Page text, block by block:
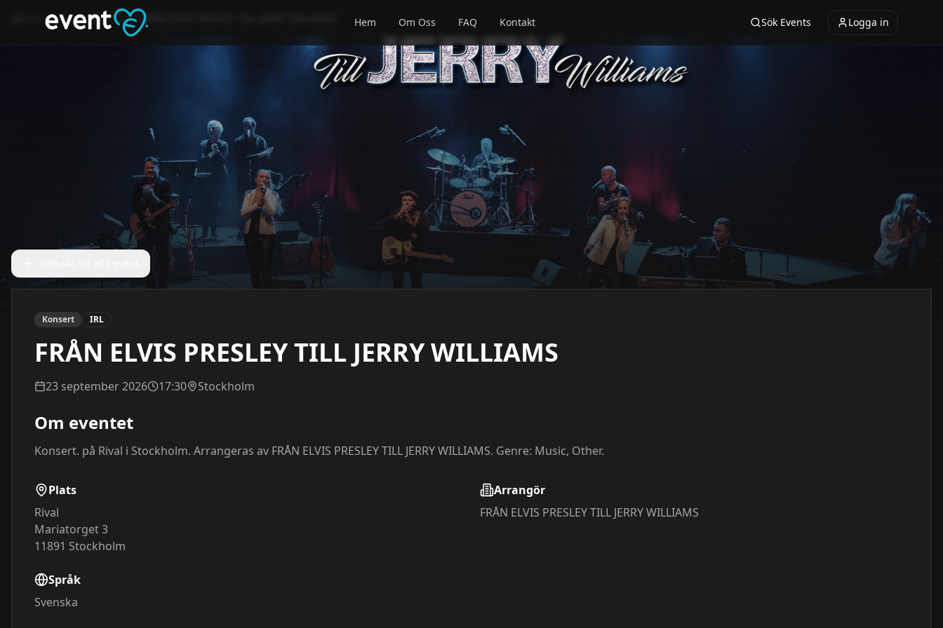
Hem Om Oss FAQ Kontakt Sök Events Logga in
Event Konsert FRÅN ELVIS PRESLEY TILL JERRY WILLIAMS
Konsert IRL
FRÅN ELVIS PRESLEY TILL JERRY WILLIAMS
23 september 2026 17:30 Stockholm
Om eventet
Konsert. på Rival i Stockholm. Arrangeras av FRÅN ELVIS PRESLEY TILL JERRY WILLIAMS. Genre: Music, Other.
Plats
Rival
Mariatorget 3
11891 Stockholm
Arrangör
FRÅN ELVIS PRESLEY TILL JERRY WILLIAMS
Språk
Svenska